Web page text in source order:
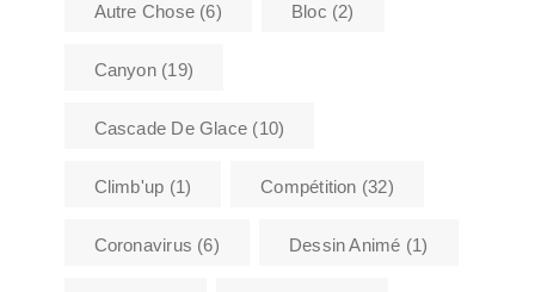
Autre Chose(6) Bloc (2)
Canyon(19)
Cascade De Glace (10)
Climb'up (1) Compétition (32)
Coronavirus (6) Dessin Animé (1)